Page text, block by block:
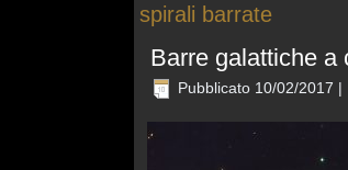
spirali barrate
Barre galattiche a
Pubblicato 10/02/2017 |